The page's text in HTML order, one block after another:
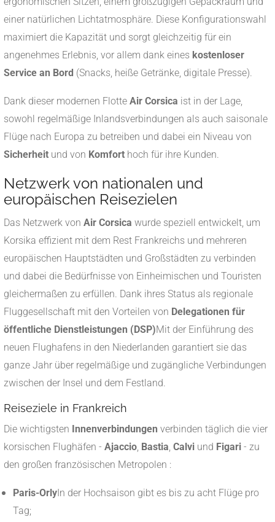
einer natürlichen Lichtatmosphäre. Diese Konfigurationswahl
maximiert die Kapazität und sorgt gleichzeitig für ein
angenehmes Erlebnis, vor allem dank eines kostenloser
Service an Bord (Snacks, heiße Getränke, digitale Presse).
Dank dieser modernen Flotte Air Corsica ist in der Lage,
sowohl regelmäßige Inlandsverbindungen als auch saisonale
Flüge nach Europa zu betreiben und dabei ein Niveau von
Sicherheit und von Komfort hoch für ihre Kunden.
Netzwerk von nationalen und
europäischen Reisezielen
Das Netzwerk von Air Corsica wurde speziell entwickelt, um
Korsika effizient mit dem Rest Frankreichs und mehreren
europäischen Hauptstädten und Großstädten zu verbinden
und dabei die Bedürfnisse von Einheimischen und Touristen
gleichermaßen zu erfüllen. Dank ihres Status als regionale
Fluggesellschaft mit den Vorteilen von Delegationen für
öffentliche Dienstleistungen (DSP)Mit der Einführung des
neuen Flughafens in den Niederlanden garantiert sie das
ganze Jahr über regelmäßige und zugängliche Verbindungen
zwischen der Insel und dem Festland.
Reiseziele in Frankreich
Die wichtigsten Innenverbindungen verbinden täglich die vier
korsischen Flughäfen - Ajaccio Bastia Calvi und Figari - zu
den großen französischen Metropolen :
Paris-OrlyIn der Hochsaison gibt es bis zu acht Flüge pro
Tag;